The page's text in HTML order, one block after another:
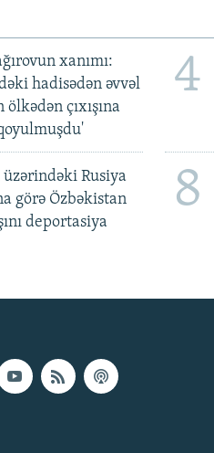
xanımı:
hadisədən əvvəl
çıxışına
4
üzərindəki Rusiya
görə Özbəkistan
deportasiya
8